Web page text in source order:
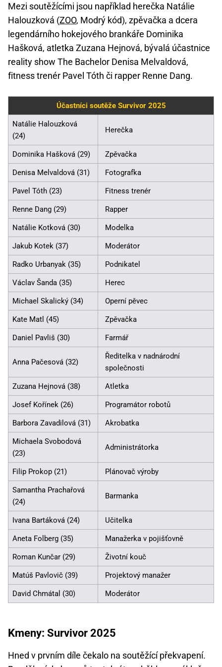
Mezi soutěžícími jsou například herečka Natálie
Halouzková (ZOO, Modrý kód), zpěvačka a dcera
legendárního hokejového brankáře Dominika
Hašková, atletka Zuzana Hejnová, bývalá účastnice
reality show The Bachelor Denisa Melvaldová,
fitness trenér Pavel Tóth či rapper Renne Dang.
Účastníci soutěže Survivor 2025
Natálie Halouzková
(24)
Herečka
Dominika Hašková (29) Zpěvačka
Denisa Melvaldová (31) Fotografka
Pavel Tóth (23) Fitness trenér
Renne Dang (29) Rapper
Natálie Kotková (30) Modelka
Jakub Kotek (37) Moderátor
Radko Urbanyak (35) Podnikatel
Václav Šanda (35) Herec
Michael Skalický (34) Operní pěvec
Kate Matl (45) Zpěvačka
Daniel Pavliš (30) Farmář
Anna Pačesová (32)
Ředitelka v nadnárodní
společnosti
Zuzana Hejnová (38) Atletka
Josef Kořínek (26) Programátor robotů
Barbora Zavadilová (31) Akrobatka
Michaela Svobodová
(23)
Administrátorka
Filip Prokop (21) Plánovač výroby
Samantha Prachařová
(24)
Barmanka
Ivana Bartáková (24) Učitelka
Aneta Folberg (35) Manažerka v pojišťovně
Roman Kunčar (29) Životní kouč
Matúš Pavlovič (39) Projektový manažer
David Chmátal (30) Moderátor
Kmeny: Survivor 2025
Hned v prvním díle čekalo na soutěžící překvapení.